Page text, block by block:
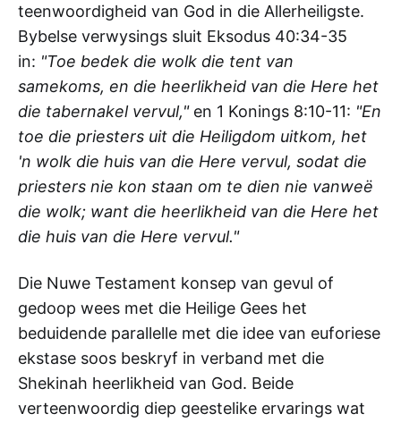
teenwoordigheid van God in die Allerheiligste.
Bybelse verwysings sluit Eksodus 40:34-35
in: "Toe bedek die wolk die tent van
samekoms, en die heerlikheid van die Here het
die tabernakel vervul,"en 1 Konings 8:10-11: "En
toe die priesters uit die Heiligdom uitkom, het
'n wolk die huis van die Here vervul, sodat die
priesters nie kon staan om te dien nie vanweë
die wolk; want die heerlikheid van die Here het
die huis van die Here vervul."
Die Nuwe Testament konsep van gevul of
gedoop wees met die Heilige Gees het
beduidende parallelle met die idee van euforiese
ekstase soos beskryf in verband met die
Shekinah heerlikheid van God. Beide
verteenwoordig diep geestelike ervarings wat